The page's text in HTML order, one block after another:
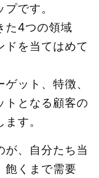
です。
た4つの領域
ドを当てはめて
ット、特徴、
トとなる顧客の
す。
が、自分たち当
飽くまで需要